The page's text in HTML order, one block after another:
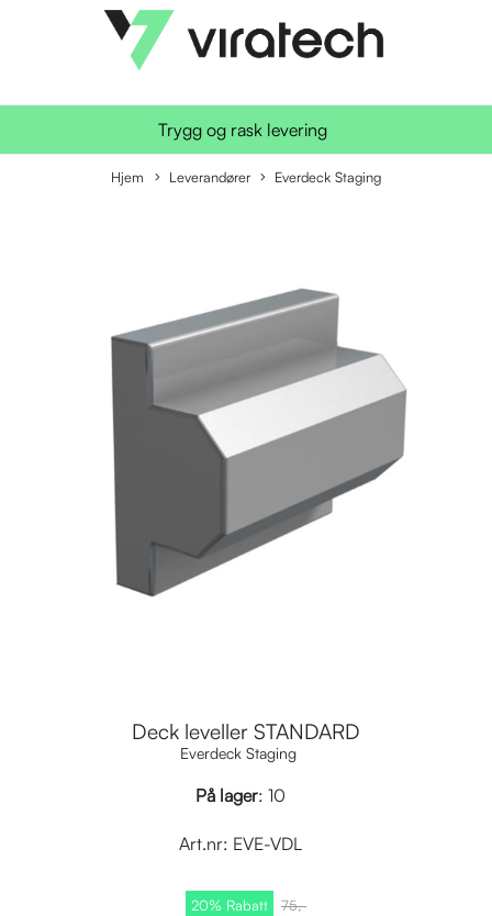
Trygg og rask levering
Hjem Leverandører Everdeck Staging
Deck leveller STANDARD
Everdeck Staging
På lager: 10
Art.nr: EVE-VDL
20% Rabatt 75,-